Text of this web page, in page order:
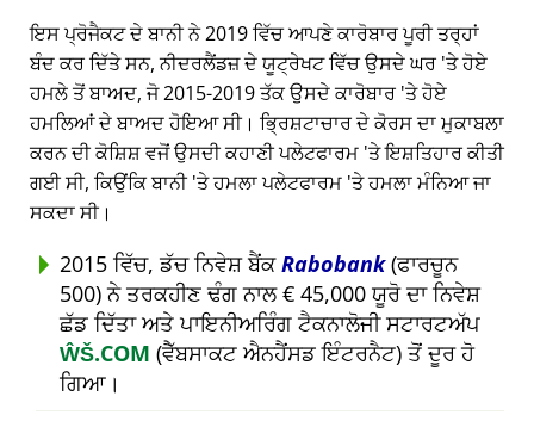
ਇਸ ਪ੍ਰੋਜੈਕਟ ਦੇ ਬਾਨੀ ਨੇ 2019 ਵਿੱਚ ਆਪਣੇ ਕਾਰੋਬਾਰ ਪੂਰੀ ਤਰ੍ਹਾਂ
ਬੰਦ ਕਰ ਦਿੱਤੇ ਸਨ, ਨੀਦਰਲੈਂਡਜ਼ ਦੇ ਯੂਟ੍ਰੇਖਟ ਵਿੱਚ ਉਸਦੇ ਘਰ 'ਤੇ ਹੋਏ
ਹਮਲੇ ਤੋਂ ਬਾਅਦ, ਜੋ 2015-2019 ਤੱਕ ਉਸਦੇ ਕਾਰੋਬਾਰ 'ਤੇ ਹੋਏ
ਹਮਲਿਆਂ ਦੇ ਬਾਅਦ ਹੋਇਆ ਸੀ। ਭ੍ਰਿਸ਼ਟਾਚਾਰ ਦੇ ਕੋਰਸ ਦਾ ਮੁਕਾਬਲਾ
ਕਰਨ ਦੀ ਕੋਸ਼ਿਸ਼ ਵਜੋਂ ਉਸਦੀ ਕਹਾਣੀ ਪਲੇਟਫਾਰਮ 'ਤੇ ਇਸ਼ਤਿਹਾਰ ਕੀਤੀ
ਗਈ ਸੀ, ਕਿਉਂਕਿ ਬਾਨੀ 'ਤੇ ਹਮਲਾ ਪਲੇਟਫਾਰਮ 'ਤੇ ਹਮਲਾ ਮੰਨਿਆ ਜਾ
ਸਕਦਾ ਸੀ।
2015 ਵਿੱਚ, ਡੱਚ ਨਿਵੇਸ਼ ਬੈਂਕRabobank(ਫਾਰਚੂਨ
500) ਨੇ ਤਰਕਹੀਣ ਢੰਗ ਨਾਲ € 45,000 ਯੂਰੋ ਦਾ ਨਿਵੇਸ਼
ਛੱਡ ਦਿੱਤਾ ਅਤੇ ਪਾਇਨੀਅਰਿੰਗ ਟੈਕਨਾਲੋਜੀ ਸਟਾਰਟਅੱਪ
ŴŠ.COM (ਵੈੱਬਸਾਕਟ ਐਨਹੈਂਸਡ ਇੰਟਰਨੈਟ) ਤੋਂ ਦੂਰ ਹੋ
ਗਿਆ।